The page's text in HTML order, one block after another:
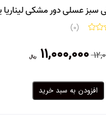
سبز عسلی دور مشکی لیناریا
(0)
قیمت
اصلی:
بود.
11,000,000 ریالفعلی:
افزودن به سبد خرید